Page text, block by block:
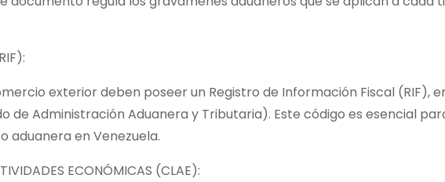
exterior deben poseer un Registro de Información Fiscal (RIF),
de Administración Aduanera y Tributaria). Este código es esencial
aduanera en Venezuela.
ECONÓMICAS (CLAE):